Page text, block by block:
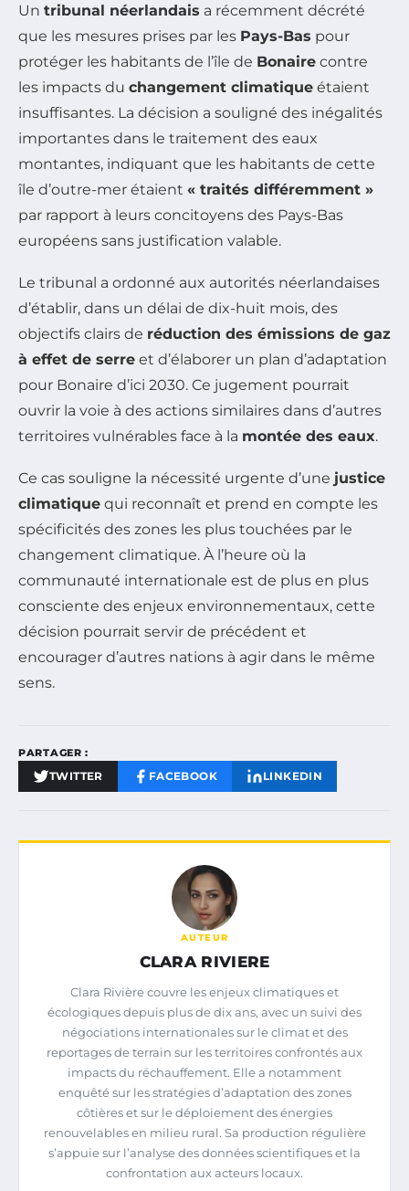
Un tribunal néerlandais a récemment décrété
que les mesures prises par les Pays-Bas pour
protéger les habitants de l’île de Bonaire contre
les impacts du changement climatique étaient
insuffisantes. La décision a souligné des inégalités
importantes dans le traitement des eaux
montantes, indiquant que les habitants de cette
île d’outre-mer étaient « traités différemment »
par rapport à leurs concitoyens des Pays-Bas
européens sans justification valable.
Le tribunal a ordonné aux autorités néerlandaises
d’établir, dans un délai de dix-huit mois, des
objectifs clairs de réduction des émissions de gaz
à effet de serre et d’élaborer un plan d’adaptation
pour Bonaire d’ici 2030. Ce jugement pourrait
ouvrir la voie à des actions similaires dans d’autres
territoires vulnérables face à la montée des eaux.
Ce cas souligne la nécessité urgente d’une justice
climatique qui reconnaît et prend en compte les
spécificités des zones les plus touchées par le
changement climatique. À l’heure où la
communauté internationale est de plus en plus
consciente des enjeux environnementaux, cette
décision pourrait servir de précédent et
encourager d’autres nations à agir dans le même
sens.
PARTAGER :
TWITTER FACEBOOK LINKEDIN
AUTEUR
CLARA RIVIERE
Clara Rivière couvre les enjeux climatiques et
écologiques depuis plus de dix ans, avec un suivi des
négociations internationales sur le climat et des
reportages de terrain sur les territoires confrontés aux
impacts du réchauffement. Elle a notamment
enquêté sur les stratégies d’adaptation des zones
côtières et sur le déploiement des énergies
renouvelables en milieu rural. Sa production régulière
s’appuie sur l’analyse des données scientifiques et la
confrontation aux acteurs locaux.